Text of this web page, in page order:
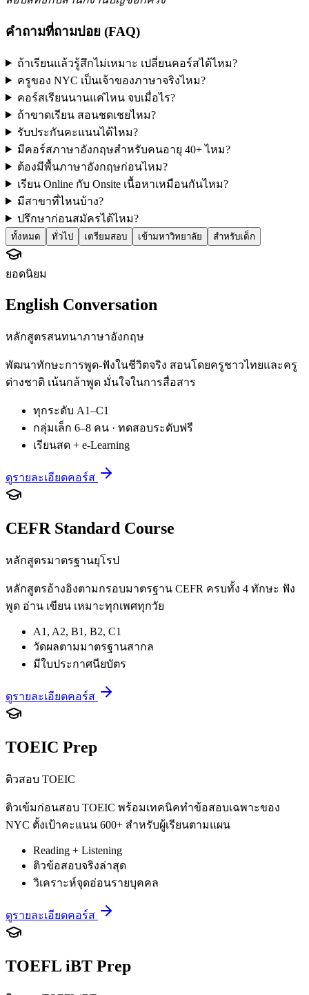
คำถามที่ถามบ่อย (FAQ)
ถ้าเรียนแล้วรู้สึกไม่เหมาะ เปลี่ยนคอร์สได้ไหม?
ครูของ NYC เป็นเจ้าของภาษาจริงไหม?
คอร์สเรียนนานแค่ไหน จบเมื่อไร?
ถ้าขาดเรียน สอนชดเชยไหม?
รับประกันคะแนนได้ไหม?
มีคอร์สภาษาอังกฤษสำหรับคนอายุ 40+ ไหม?
ต้องมีพื้นภาษาอังกฤษก่อนไหม?
เรียน Online กับ Onsite เนื้อหาเหมือนกันไหม?
มีสาขาที่ไหนบ้าง?
ปรึกษาก่อนสมัครได้ไหม?
ทั้งหมด ทั่วไป เตรียมสอบ เข้ามหาวิทยาลัย สำหรับเด็ก
ยอดนิยม
English Conversation
หลักสูตรสนทนาภาษาอังกฤษ
พัฒนาทักษะการพูด-ฟังในชีวิตจริง สอนโดยครูชาวไทยและครู
ต่างชาติ เน้นกล้าพูด มั่นใจในการสื่อสาร
ทุกระดับ A1–C1
กลุ่มเล็ก 6–8 คน · ทดสอบระดับฟรี
เรียนสด + e-Learning
ดูรายละเอียดคอร์ส
CEFR Standard Course
หลักสูตรมาตรฐานยุโรป
หลักสูตรอ้างอิงตามกรอบมาตรฐาน CEFR ครบทั้ง 4 ทักษะ ฟัง
พูด อ่าน เขียน เหมาะทุกเพศทุกวัย
A1, A2, B1, B2, C1
วัดผลตามมาตรฐานสากล
มีใบประกาศนียบัตร
ดูรายละเอียดคอร์ส
TOEIC Prep
ติวสอบ TOEIC
ติวเข้มก่อนสอบ TOEIC พร้อมเทคนิคทำข้อสอบเฉพาะของ
NYC ตั้งเป้าคะแนน 600+ สำหรับผู้เรียนตามแผน
Reading + Listening
ติวข้อสอบจริงล่าสุด
วิเคราะห์จุดอ่อนรายบุคคล
ดูรายละเอียดคอร์ส
TOEFL iBT Prep